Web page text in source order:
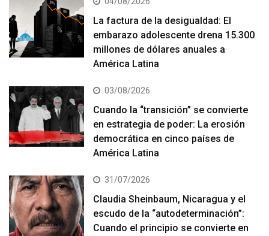
La factura de la desigualdad: El
embarazo adolescente drena 15.300
millones de dólares anuales a
América Latina
03/08/2026
Cuando la “transición” se convierte
en estrategia de poder: La erosión
democrática en cinco países de
América Latina
31/07/2026
Claudia Sheinbaum, Nicaragua y el
escudo de la “autodeterminación”:
Cuando el principio se convierte en